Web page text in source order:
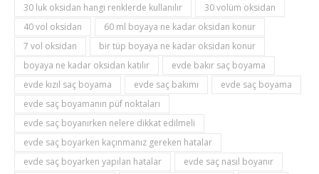
30 luk oksidan hangi renklerde kullanılır
30 volüm oksidan
40 vol oksidan
60 ml boyaya ne kadar oksidan konur
7 vol oksidan
bir tüp boyaya ne kadar oksidan konur
boyaya ne kadar oksidan katılır
evde bakır saç boyama
evde kızıl saç boyama
evde saç bakımı
evde saç boyama
evde saç boyamanın püf noktaları
evde saç boyanırken nelere dikkat edilmeli
evde saç boyarken kaçınmanız gereken hatalar
evde saç boyarken yapılan hatalar
evde saç nasıl boyanır